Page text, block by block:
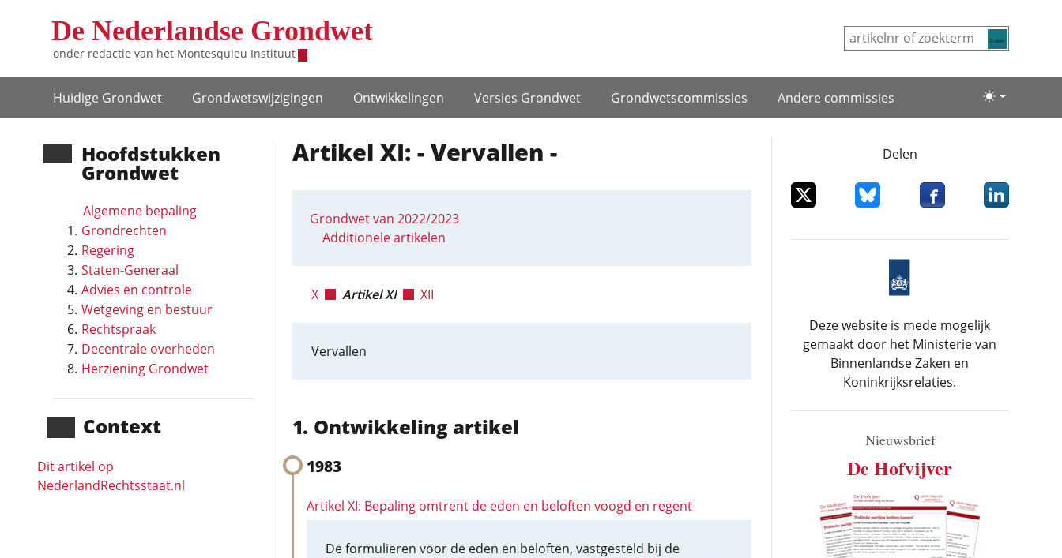
De Nederlandse Grondwet
onder redactie van het Montesquieu Instituut
Lichte/
Hoofdnavigatie
Huidige Grondwet Grondwets­wijzigingen Ontwikke­lingen Versies Grondwet Grondwets­commissies Andere commissies
Hoofd­stukken
Grondwet
Algemene bepaling
Grondrechten
Regering
Staten-Generaal
Advies en controle
Wetgeving en bestuur
Rechtspraak
Decentrale overheden
Herziening Grondwet
Context
Dit artikel op
NederlandRechts­staat.nl
Artikel XI: - Vervallen -
Grondwet van 2022/2023
Additionele artikelen
X Artikel XI XII
Vervallen
Ontwikkeling artikel
1983
Artikel XI: Bepaling omtrent de eden en beloften voogd en regent
De formulieren voor de eden en beloften, vastgesteld bij de
Delen
Deel dit item op XDeel dit item op Bluesky
Deel dit item op
Deel dit
Deze website is mede mogelijk
gemaakt door het Ministerie van
Binnenlandse Zaken en
Koninkrijksrelaties.
Nieuwsbrief
De Hofvijver